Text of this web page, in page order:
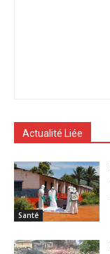
Actualité Liée
Santé